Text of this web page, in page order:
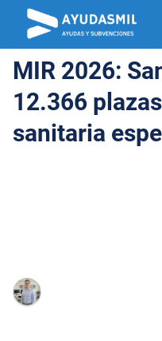
MIR 2026:
12.366
sanitaria